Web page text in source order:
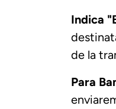
Indica
de la
Para